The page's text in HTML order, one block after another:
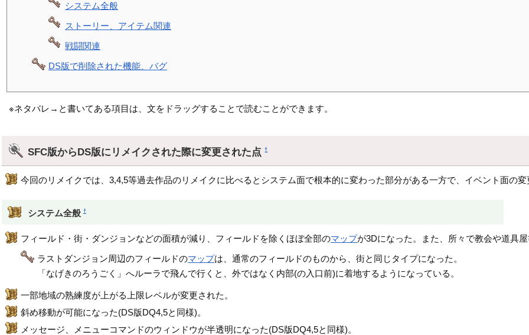
システム全般
ストーリー、アイテム関連
戦闘関連
DS版で削除された機能、バグ
※ネタバレ→と書いてある項目は、文をドラッグすることで読むことができます。
SFC版からDS版にリメイクされた際に変更された点†
今回のリメイクでは、3,4,5等過去作品のリメイクに比べるとシステム面で根本的に変わった部分がある一方で、イベント面の変
システム全般 †
フィールド・街・ダンジョンなどの面積が減り、フィールドを除くほぼ全部のマップが3Dになった。また、所々で教会や道具
ラストダンジョン周辺のフィールドのマップは、通常のフィールドのものから、街と同じタイプになった。
「なげきのろうごく」へルーラで飛んで行くと、外ではなく内部(の入口前)に着地するようになっている。
一部地域の熟練度が上がる上限レベルが変更された。
斜め移動が可能になった(DS版DQ4,5と同様)。
メッセージ、メニューコマンドのウィンドウが半透明になった(DS版DQ4,5と同様)。